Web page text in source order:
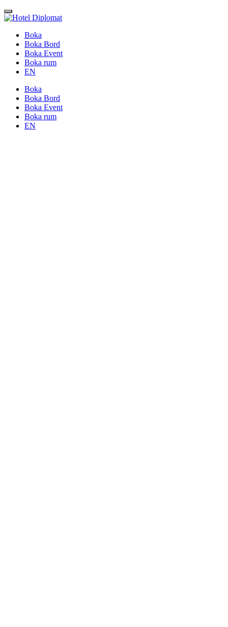
Boka
Boka Bord
Boka Event
Boka rum
EN
Boka
Boka Bord
Boka Event
Boka rum
EN